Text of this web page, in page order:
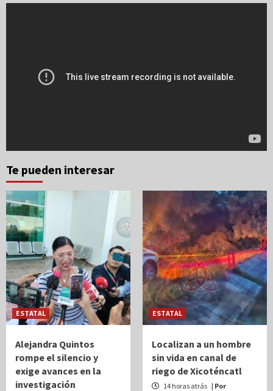
Te pueden interesar
ESTATAL
Alejandra Quintos
rompe el silencio y
exige avances en la
investigación
ESTATAL
Localizan a un hombre
sin vida en canal de
riego de Xicoténcatl
14 horas atrás | Por